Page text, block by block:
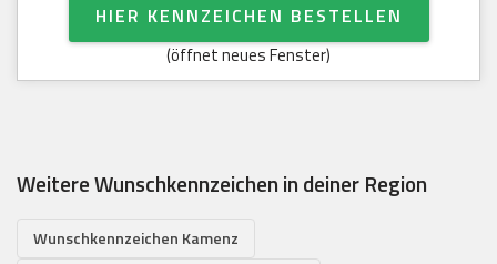
HIER KENNZEICHEN BESTELLEN
(öffnet neues Fenster)
Weitere Wunschkennzeichen in deiner Region
Wunschkennzeichen Kamenz